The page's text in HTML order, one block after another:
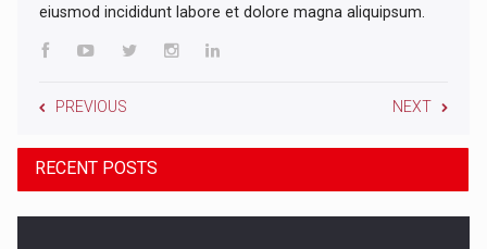
eiusmod incididunt labore et dolore magna aliquipsum.
PREVIOUS NEXT
RECENT POSTS